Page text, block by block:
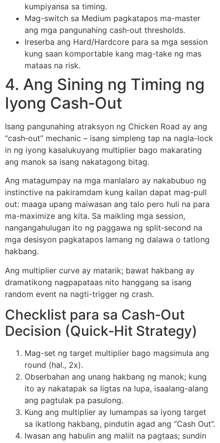
kumpiyansa sa timing.
Mag-switch sa Medium pagkatapos ma-master
ang mga pangunahing cash‑out thresholds.
Ireserba ang Hard/Hardcore para sa mga session
kung saan komportable kang mag-take ng mas
mataas na risk.
4. Ang Sining ng Timing ng
Iyong Cash‑Out
Isang pangunahing atraksyon ng Chicken Road ay ang
“cash‑out” mechanic – isang simpleng tap na nagla-lock
in ng iyong kasalukuyang multiplier bago makarating
ang manok sa isang nakatagong bitag.
Ang matagumpay na mga manlalaro ay nakabubuo ng
instinctive na pakiramdam kung kailan dapat mag-pull
out: maaga upang maiwasan ang talo pero huli na para
ma-maximize ang kita. Sa maikling mga session,
nangangahulugan ito ng paggawa ng split‑second na
mga desisyon pagkatapos lamang ng dalawa o tatlong
hakbang.
Ang multiplier curve ay matarik; bawat hakbang ay
dramatikong nagpapataas nito hanggang sa isang
random event na nagti-trigger ng crash.
Checklist para sa Cash‑Out
Decision (Quick‑Hit Strategy)
Mag-set ng target multiplier bago magsimula ang
round (hal., 2x).
Obserbahan ang unang hakbang ng manok; kung
ito ay nakatapak sa ligtas na lupa, isaalang-alang
ang pagtulak pa pasulong.
Kung ang multiplier ay lumampas sa iyong target
sa ikatlong hakbang, pindutin agad ang “Cash Out”.
Iwasan ang habulin ang maliit na pagtaas; sundin